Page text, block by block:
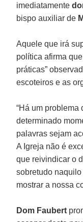
imediatamente
bispo auxiliar de
Aquele que irá
política afirma
práticas”
escoteiros e as
“Há um
determinado
palavras sejam
A Igreja não é
que reivindicar o
sobretudo
mostrar a nossa
Dom Faubert